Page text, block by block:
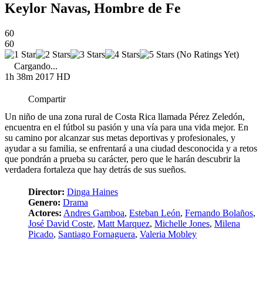
Keylor Navas, Hombre de Fe
60
60
(No Ratings Yet)
Cargando...
1h 38m 2017 HD
Compartir
Un niño de una zona rural de Costa Rica llamada Pérez Zeledón,
encuentra en el fútbol su pasión y una vía para una vida mejor. En
su camino por alcanzar sus metas deportivas y profesionales, y
ayudar a su familia, se enfrentará a una ciudad desconocida y a retos
que pondrán a prueba su carácter, pero que le harán descubrir la
verdadera fortaleza que hay detrás de sus sueños.
Director: Dinga Haines
Genero: Drama
Actores: Andres Gamboa, Esteban León, Fernando Bolaños,
José David Coste, Matt Marquez, Michelle Jones, Milena
Picado, Santiago Fornaguera, Valeria Mobley